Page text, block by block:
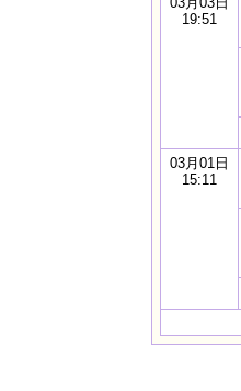
19:51
03月01日
15:11